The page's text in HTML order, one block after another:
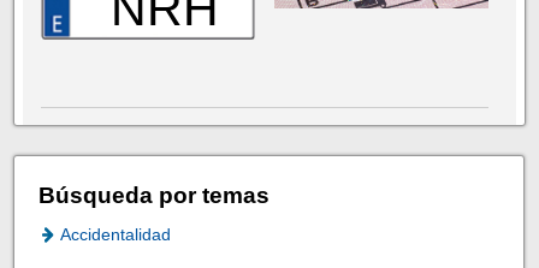
Búsqueda por temas
Accidentalidad